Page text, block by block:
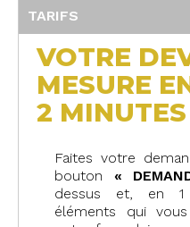
TARIFS
VOTRE
MESURE
2
Faites votre
bouton «
dessus et, en 1
éléments qui